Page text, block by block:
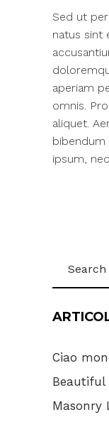
Sed ut
natus sint
aperiam
omnis.
aliquet.
bibendum
ipsum, nec
for:
Ciao
Beautiful
Masonry